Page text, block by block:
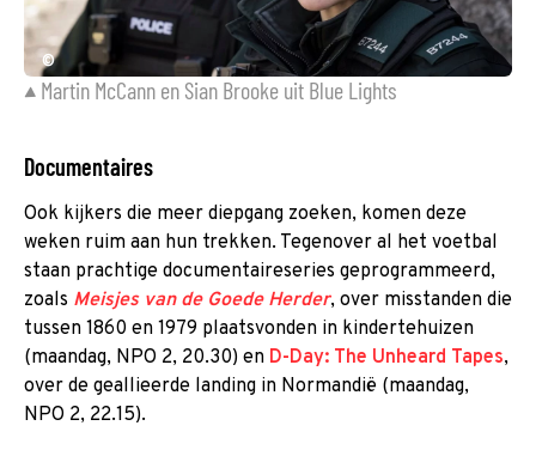
©
Martin McCann en Sian Brooke uit Blue Lights
Documentaires
Ook kijkers die meer diepgang zoeken, komen deze
weken ruim aan hun trekken. Tegenover al het voetbal
staan prachtige documentaireseries geprogrammeerd,
zoals Meisjes van de Goede Herder, over misstanden die
tussen 1860 en 1979 plaatsvonden in kindertehuizen
(maandag, NPO 2, 20.30) en D-Day: The Unheard Tapes,
over de geallieerde landing in Normandië (maandag,
NPO 2, 22.15).